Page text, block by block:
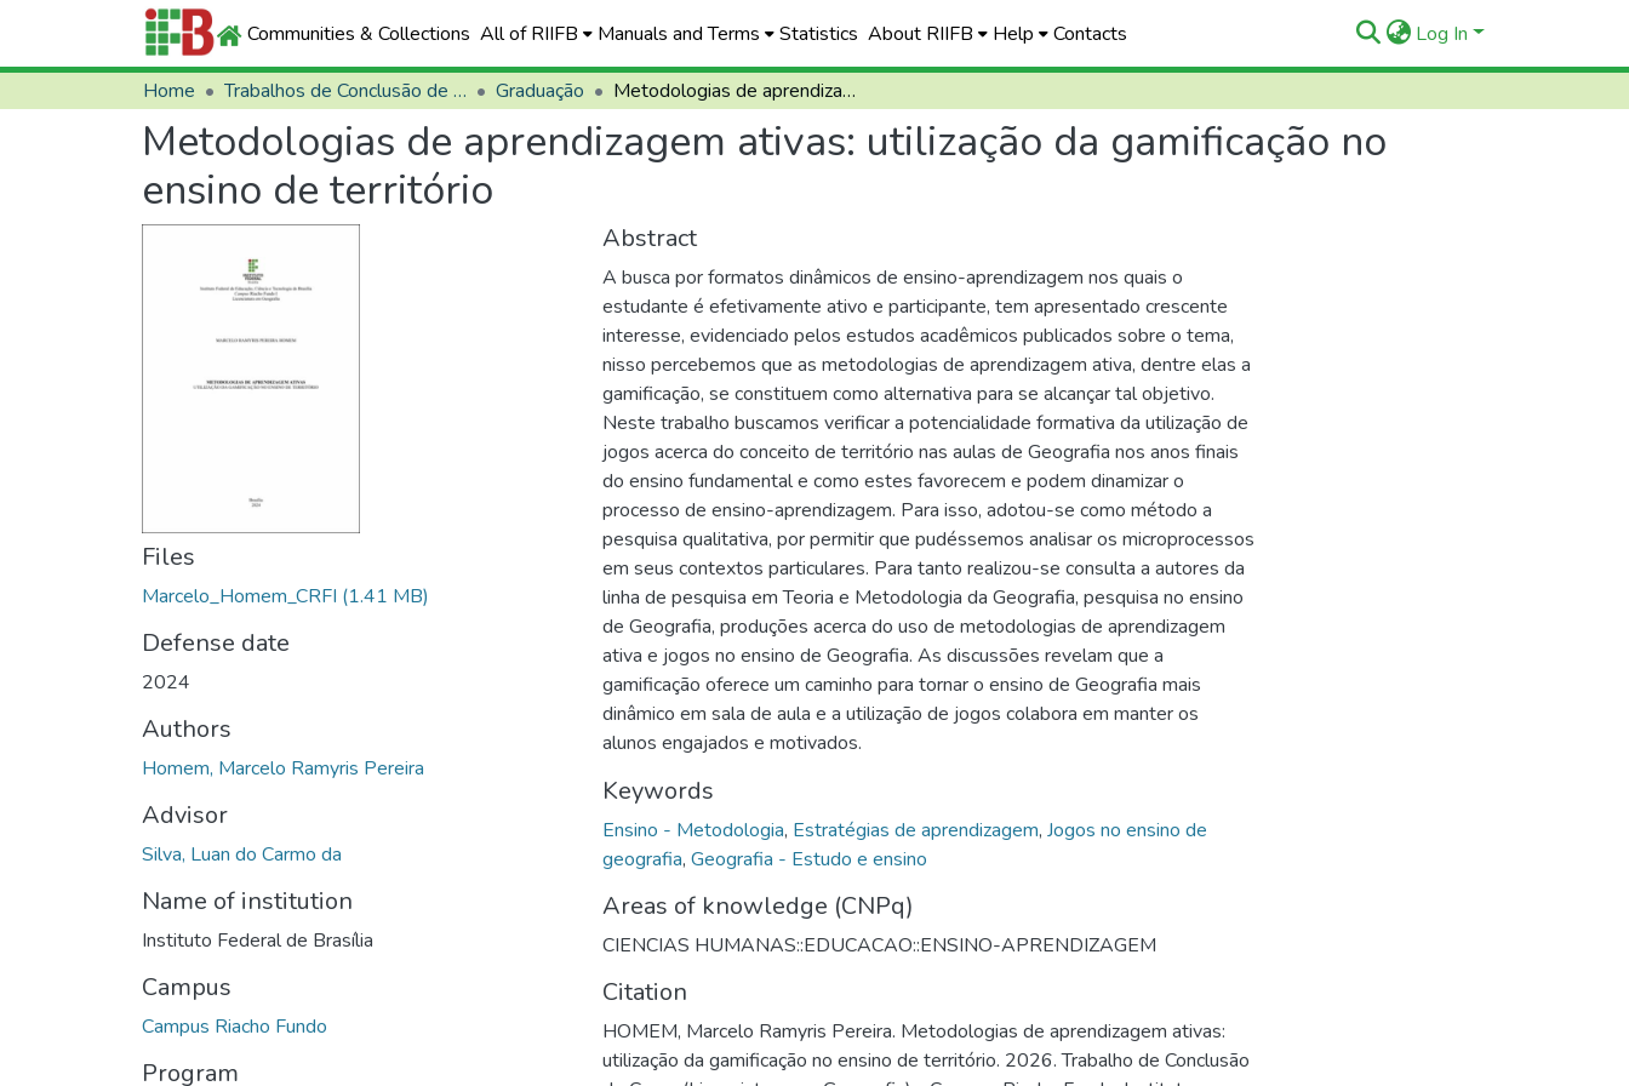
Communities & Collections All of RIIFB Manuals and Terms Statistics About RIIFB Help Contacts Log In
Home Trabalhos de Conclusão de Curso (TCCs) Graduação Metodologias de aprendizagem ativas: utilização da gamificação no ensino de território
Metodologias de aprendizagem ativas: utilização da gamificação no
ensino de território
Files
Marcelo_Homem_CRFI (1.41 MB)
Defense date
2024
Authors
Homem, Marcelo Ramyris Pereira
Advisor
Silva, Luan do Carmo da
Name of institution
Instituto Federal de Brasília
Campus
Campus Riacho Fundo
Program
Abstract
A busca por formatos dinâmicos de ensino-aprendizagem nos quais o
estudante é efetivamente ativo e participante, tem apresentado crescente
interesse, evidenciado pelos estudos acadêmicos publicados sobre o tema,
nisso percebemos que as metodologias de aprendizagem ativa, dentre elas a
gamificação, se constituem como alternativa para se alcançar tal objetivo.
Neste trabalho buscamos verificar a potencialidade formativa da utilização de
jogos acerca do conceito de território nas aulas de Geografia nos anos finais
do ensino fundamental e como estes favorecem e podem dinamizar o
processo de ensino-aprendizagem. Para isso, adotou-se como método a
pesquisa qualitativa, por permitir que pudéssemos analisar os microprocessos
em seus contextos particulares. Para tanto realizou-se consulta a autores da
linha de pesquisa em Teoria e Metodologia da Geografia, pesquisa no ensino
de Geografia, produções acerca do uso de metodologias de aprendizagem
ativa e jogos no ensino de Geografia. As discussões revelam que a
gamificação oferece um caminho para tornar o ensino de Geografia mais
dinâmico em sala de aula e a utilização de jogos colabora em manter os
alunos engajados e motivados.
Keywords
Ensino - Metodologia, Estratégias de aprendizagem, Jogos no ensino de
geografia, Geografia - Estudo e ensino
Areas of knowledge (CNPq)
CIENCIAS HUMANAS::EDUCACAO::ENSINO-APRENDIZAGEM
Citation
HOMEM, Marcelo Ramyris Pereira. Metodologias de aprendizagem ativas:
utilização da gamificação no ensino de território. 2026. Trabalho de Conclusão